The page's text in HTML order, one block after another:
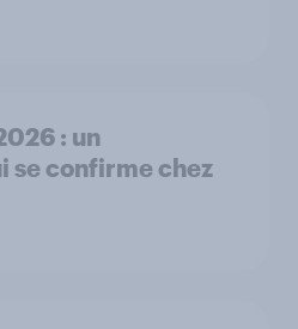
: un
se confirme chez